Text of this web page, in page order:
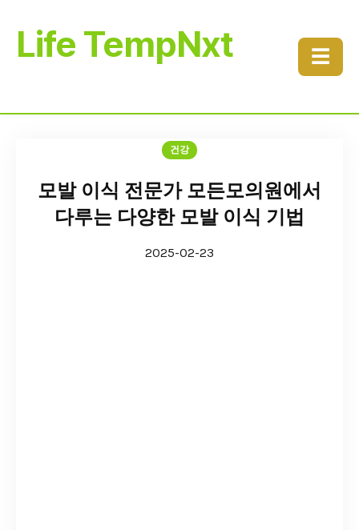
Life TempNxt ☰
건강
모발 이식 전문가 모든모의원에서
다루는 다양한 모발 이식 기법
2025-02-23